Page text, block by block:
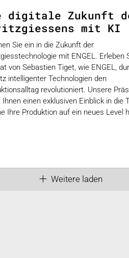
digitale Zukunft
mit KI
Sie ein in die Zukunft der
mit ENGEL. Erleben
von Sebastien Tiget, wie ENGEL,
intelligenter Technologien den
revolutioniert. Unsere
Ihnen einen exklusiven Einblick in die
Ihre Produktion auf ein neues Level
Weitere laden